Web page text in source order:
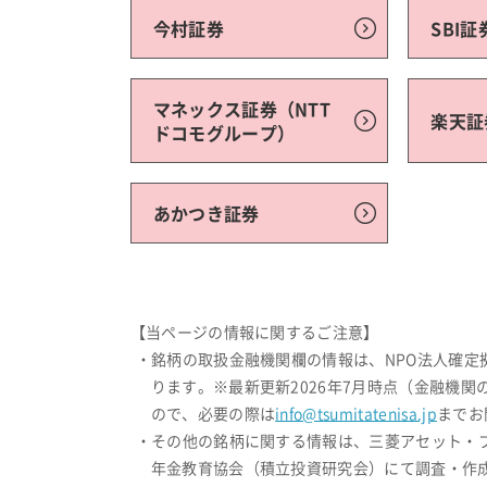
今村証券 SBI証
マネックス証券（NTT
ドコモグループ）
楽天
あかつき証券
【当ページの情報に関するご注意】
・銘柄の取扱金融機関欄の情報は、NPO法人確
ります。※最新更新2026年7月時点（金融機関
ので、必要の際はinfo@tsumitatenisa.jp まで
・その他の銘柄に関する情報は、三菱アセット
年金教育協会（積立投資研究会）にて調査・